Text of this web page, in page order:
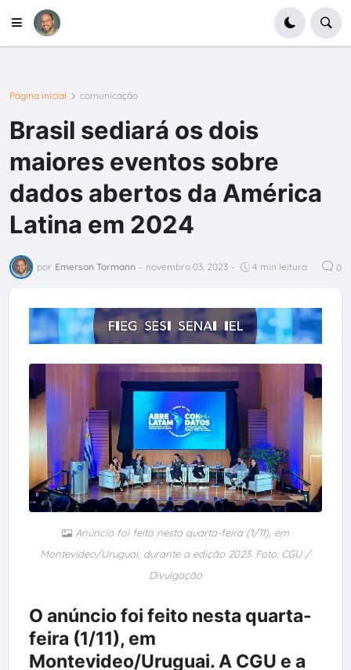
Página inicial comunicação
Brasil sediará os dois
maiores eventos sobre
dados abertos da América
Latina em 2024
por Emerson Tormann - novembro 03, 2023 - 4 min leitura 0
Anúncio foi feito nesta quarta-feira (1/11), em
Montevideo/Uruguai, durante a edição 2023. Foto: CGU /
Divulgação
O anúncio foi feito nesta quarta-
feira (1/11), em
Montevideo/Uruguai. A CGU e a